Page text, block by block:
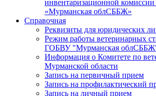
инвентаризационной
«Мурманская облСББЖ»
Справочная
Реквизиты для юридических
Режим работы ветеринарных
ГОБВУ "Мурманская облСББЖ"
Информация о Комитете по
Мурманской области
Запись на первичный прием
Запись на профилактический
Запись на личный прием